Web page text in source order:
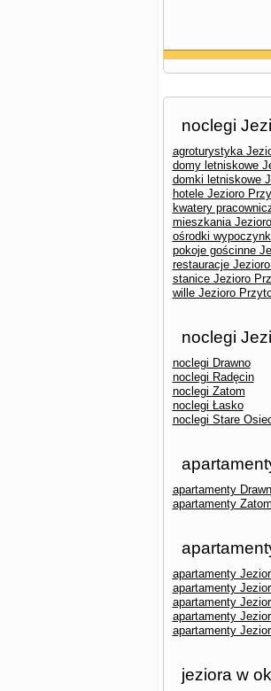
noclegi
agroturystyka
domy letniskowe
domki letniskowe
hotele Jezioro
kwatery
mieszkania
ośrodki
pokoje gościnne
restauracje
stanice Jezioro
wille Jezioro
noclegi
noclegi Drawno
noclegi Radęcin
noclegi Zatom
noclegi Łasko
noclegi Stare
apartamenty
apartamenty Zatom
apartamenty
apartamenty
apartamenty
apartamenty
apartamenty
jeziora w